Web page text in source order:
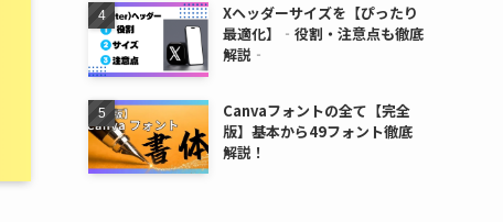
Xヘッダーサイズを【ぴったり
最適化】‐役割・注意点も徹底
解説‐
Canvaフォントの全て【完全
版】基本から49フォント徹底
解説！